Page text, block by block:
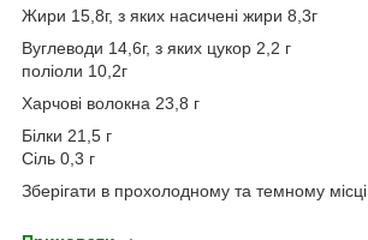
Жири 15,8г, з яких насичені жири 8,3г
Вуглеводи 14,6г, з яких цукор 2,2 г
поліоли 10,2г
Харчові волокна 23,8 г
Білки 21,5 г
Сіль 0,3 г
Зберігати в прохолодному та темному місці.